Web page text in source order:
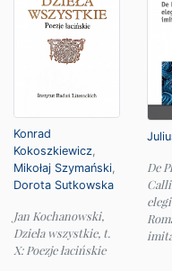
Konrad
Kokoszkiewicz,
Mikołaj Szymański,
Dorota Sutkowska
Jan Kochanowski,
Dzieła wszystkie, t.
X: Poezje łacińskie
De